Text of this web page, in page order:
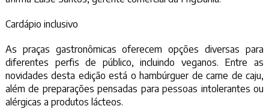
Cardápio inclusivo
As praças gastronômicas oferecem opções diversas para
diferentes perfis de público, incluindo veganos. Entre as
novidades desta edição está o hambúrguer de carne de caju,
além de preparações pensadas para pessoas intolerantes ou
alérgicas a produtos lácteos.